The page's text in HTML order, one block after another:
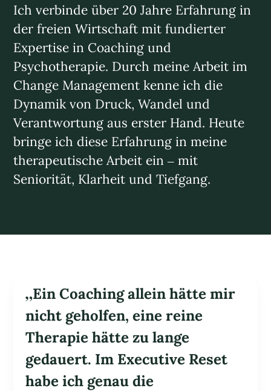
Ich verbinde über 20 Jahre Erfahrung in
der freien Wirtschaft mit fundierter
Expertise in Coaching und
Psychotherapie. Durch meine Arbeit im
Change Management kenne ich die
Dynamik von Druck, Wandel und
Verantwortung aus erster Hand. Heute
bringe ich diese Erfahrung in meine
therapeutische Arbeit ein – mit
Seniorität, Klarheit und Tiefgang.
„Ein Coaching allein hätte mir
nicht geholfen, eine reine
Therapie hätte zu lange
gedauert. Im Executive Reset
habe ich genau die